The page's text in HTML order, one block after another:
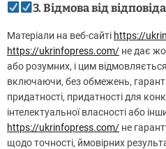
3. Відмова від
Матеріали на веб-сайті https://
https://ukrinfopress.com/ не дає
або розумних, і цим відмовляється
включаючи, без обмежень,
придатності, придатності для
інтелектуальної власності або
https://ukrinfopress.com/ не
щодо точності, ймовірних